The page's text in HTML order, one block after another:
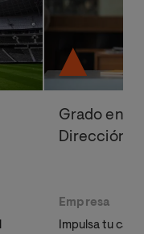
Grado en
Dirección
Empresa
Impulsa tu